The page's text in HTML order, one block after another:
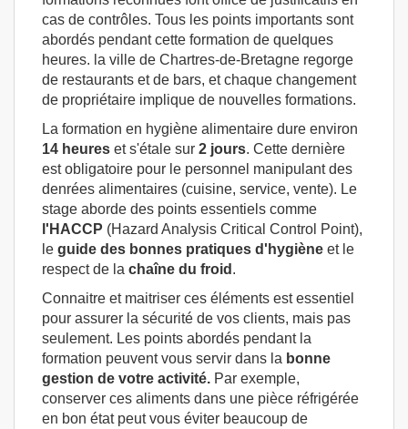
cas de contrôles. Tous les points importants sont
abordés pendant cette formation de quelques
heures. la ville de Chartres-de-Bretagne regorge
de restaurants et de bars, et chaque changement
de propriétaire implique de nouvelles formations.
La formation en hygiène alimentaire dure environ
14 heures et s'étale sur 2 jours. Cette dernière
est obligatoire pour le personnel manipulant des
denrées alimentaires (cuisine, service, vente). Le
stage aborde des points essentiels comme
l'HACCP (Hazard Analysis Critical Control Point),
le guide des bonnes pratiques d'hygiène et le
respect de la chaîne du froid .
Connaitre et maitriser ces éléments est essentiel
pour assurer la sécurité de vos clients, mais pas
seulement. Les points abordés pendant la
formation peuvent vous servir dans la bonne
gestion de votre activité. Par exemple,
conserver ces aliments dans une pièce réfrigérée
en bon état peut vous éviter beaucoup de